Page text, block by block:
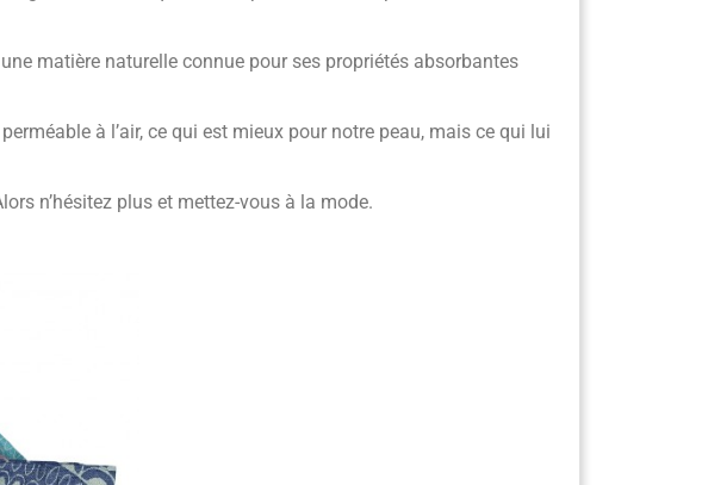
matière naturelle connue pour ses propriétés absorbantes
à l’air, ce qui est mieux pour notre peau, mais ce qui lui
n’hésitez plus et mettez-vous à la mode.